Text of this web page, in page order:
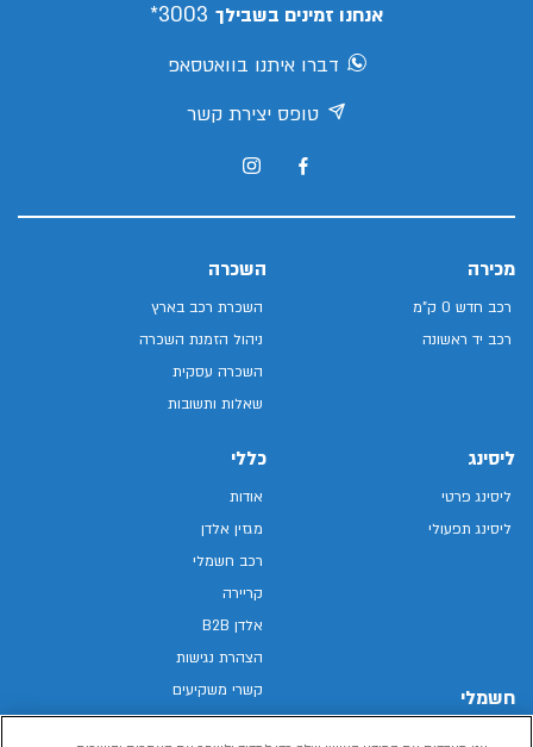
אנחנו זמינים בשבילך 3003*
דברו איתנו בוואטסאפ
טופס יצירת קשר
מכירה
רכב חדש 0 ק"מ
רכב יד ראשונה
השכרה
השכרת רכב בארץ
ניהול הזמנת השכרה
השכרה עסקית
שאלות ותשובות
ליסינג
ליסינג פרטי
ליסינג תפעולי
חשמלי
כללי
אודות
מגזין אלדן
רכב חשמלי
קריירה
אלדן B2B
הצהרת נגישות
קשרי משקיעים
מפת האתר